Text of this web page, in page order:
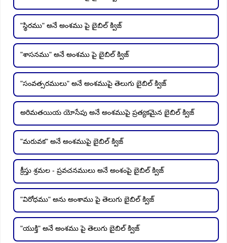
"స్థిరము" అనే అంశము పై బైబిల్ క్విజ్
"శాసనము" అనే అంశము పై బైబిల్ క్విజ్
"సంవత్సరములు" అనే అంశముపై తెలుగు బైబిల్ క్విజ్
అరిమతయియ యోసేపు అనే అంశముపై ప్రత్యకమైన బైబిల్ క్విజ్
"మరువక" అనే అంశముపై బైబిల్ క్విజ్
క్రీస్తు శ్రమల - ప్రవచనములు అనే అంశంపై బైబిల్ క్విజ్
"విరోధము" అను అంశాము పై తెలుగు బైబిల్ క్విజ్
"యుక్తి" అనే అంశము పై తెలుగు బైబిల్ క్విజ్